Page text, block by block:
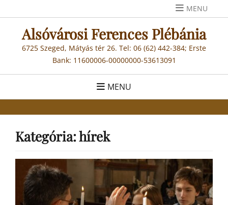
to
content
MENU
Alsóvárosi Ferences Plébánia
6725 Szeged, Mátyás tér 26. Tel: 06 (62) 442-384; Erste
Bank: 11600006-00000000-53613091
MENU
Kategória:hírek